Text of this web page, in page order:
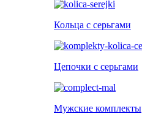
Кольца с серьгами
Цепочки с серьгами
Мужские комплекты